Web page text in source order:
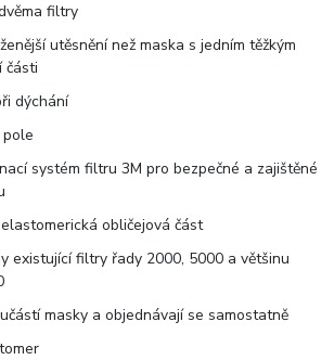
filtry
utěsnění než maska s jedním těžkým
části
dýchání
systém filtru 3M pro bezpečné a zajištěné
obličejová část
existující filtry řady 2000, 5000 a většinu
masky a objednávají se samostatně